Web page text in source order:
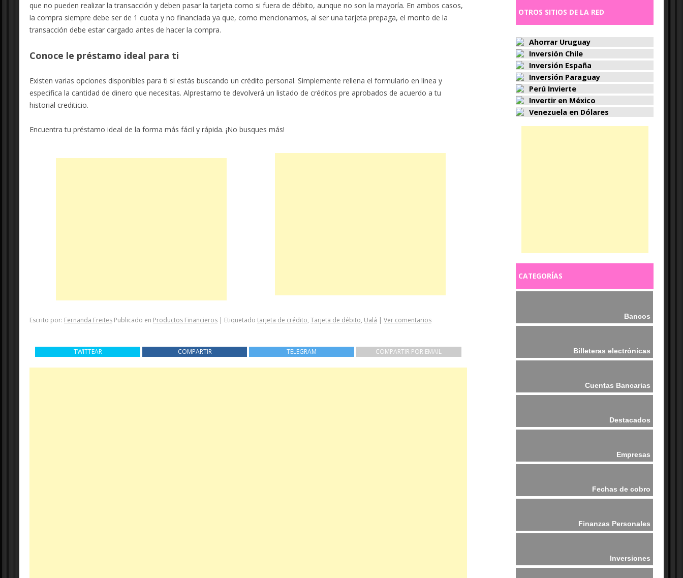
que no pueden realizar la transacción y deben pasar la tarjeta como si fuera de débito, aunque no son la mayoría. En ambos casos,
la compra siempre debe ser de 1 cuota y no financiada ya que, como mencionamos, al ser una tarjeta prepaga, el monto de la
transacción debe estar cargado antes de hacer la compra.
Conoce le préstamo ideal para ti
Existen varias opciones disponibles para ti si estás buscando un crédito personal. Simplemente rellena el formulario en línea y
especifica la cantidad de dinero que necesitas. Alprestamo te devolverá un listado de créditos pre aprobados de acuerdo a tu
historial crediticio.
Encuentra tu préstamo ideal de la forma más fácil y rápida. ¡No busques más!
Escrito por: Fernanda Freites Publicado en Productos Financieros | Etiquetado tarjeta de crédito, Tarjeta de débito, Ualá | Ver comentarios
TWITTEAR COMPARTIR TELEGRAM COMPARTIR POR EMAIL
OTROS SITIOS DE LA RED
Ahorrar Uruguay
Inversión Chile
Inversión España
Inversión Paraguay
Perú Invierte
Invertir en México
Venezuela en Dólares
CATEGORÍAS
Bancos
Billeteras electrónicas
Cuentas Bancarias
Destacados
Empresas
Fechas de cobro
Finanzas Personales
Inversiones